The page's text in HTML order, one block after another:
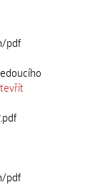
pdf
pdf